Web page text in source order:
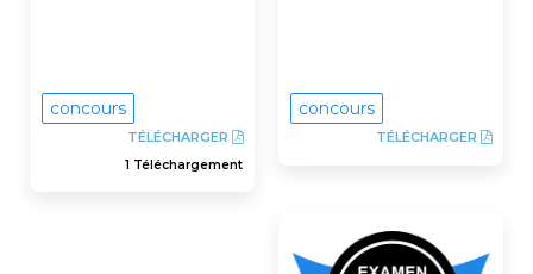
concours
TÉLÉCHARGER
1 Téléchargement
concours
TÉLÉCHARGER